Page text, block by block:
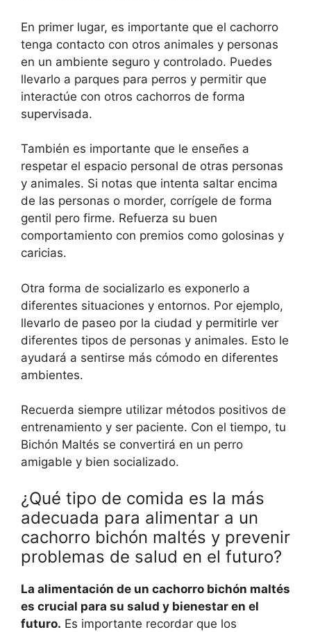
En primer lugar, es importante que el cachorro
tenga contacto con otros animales y personas
en un ambiente seguro y controlado. Puedes
llevarlo a parques para perros y permitir que
interactúe con otros cachorros de forma
supervisada.
También es importante que le enseñes a
respetar el espacio personal de otras personas
y animales. Si notas que intenta saltar encima
de las personas o morder, corrígele de forma
gentil pero firme. Refuerza su buen
comportamiento con premios como golosinas y
caricias.
Otra forma de socializarlo es exponerlo a
diferentes situaciones y entornos. Por ejemplo,
llevarlo de paseo por la ciudad y permitirle ver
diferentes tipos de personas y animales. Esto le
ayudará a sentirse más cómodo en diferentes
ambientes.
Recuerda siempre utilizar métodos positivos de
entrenamiento y ser paciente. Con el tiempo, tu
Bichón Maltés se convertirá en un perro
amigable y bien socializado.
¿Qué tipo de comida es la más
adecuada para alimentar a un
cachorro bichón maltés y prevenir
problemas de salud en el futuro?
La alimentación de un cachorro bichón maltés
es crucial para su salud y bienestar en el
futuro. Es importante recordar que los